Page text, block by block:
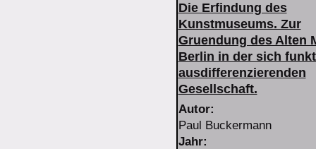
Die Erfindung des
Kunstmuseums. Zur
Gruendung des Alten
Berlin in der sich
ausdifferenzierenden
Gesellschaft.
Autor:
Paul Buckermann
Jahr: